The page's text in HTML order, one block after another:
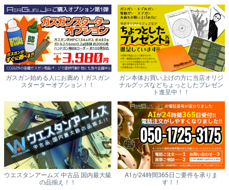
ガスガン始める人にお薦め！ガスガン
スターターオプション！！
ガン本体お買い上げの方に当店オリジ
ナルグッズなどちょっとしたプレゼン
ト進呈中！！
ウエスタンアームズ 中古品 国内最大級
の品揃え！！
A1が24時間365日ご要件を承りま
す！！